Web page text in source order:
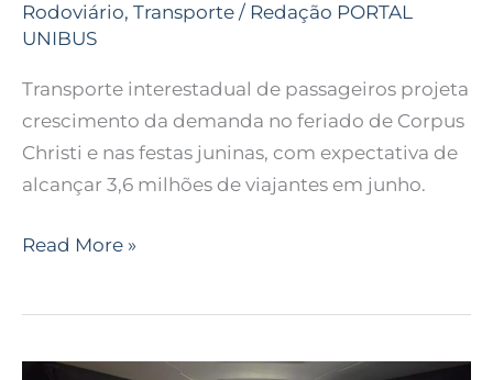
Rodoviário, Transporte / Redação PORTAL
UNIBUS
Transporte interestadual de passageiros projeta
crescimento da demanda no feriado de Corpus
Christi e nas festas juninas, com expectativa de
alcançar 3,6 milhões de viajantes em junho.
Read More »